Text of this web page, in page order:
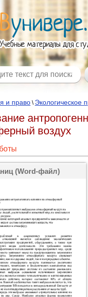
и право \ Экологическое
воздух
(Word-файл)